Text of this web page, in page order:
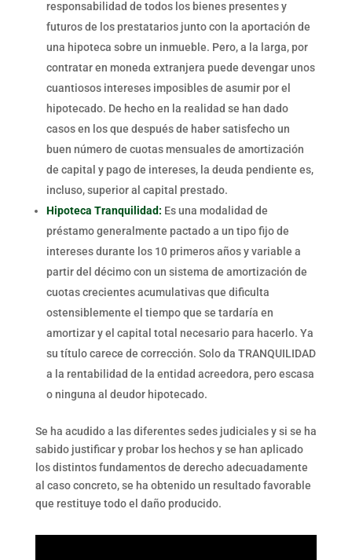
responsabilidad de todos los bienes presentes y
futuros de los prestatarios junto con la aportación de
una hipoteca sobre un inmueble. Pero, a la larga, por
contratar en moneda extranjera puede devengar unos
cuantiosos intereses imposibles de asumir por el
hipotecado. De hecho en la realidad se han dado
casos en los que después de haber satisfecho un
buen número de cuotas mensuales de amortización
de capital y pago de intereses, la deuda pendiente es,
incluso, superior al capital prestado.
Hipoteca Tranquilidad: Es una modalidad de
préstamo generalmente pactado a un tipo fijo de
intereses durante los 10 primeros años y variable a
partir del décimo con un sistema de amortización de
cuotas crecientes acumulativas que dificulta
ostensiblemente el tiempo que se tardaría en
amortizar y el capital total necesario para hacerlo. Ya
su título carece de corrección. Solo da TRANQUILIDAD
a la rentabilidad de la entidad acreedora, pero escasa
o ninguna al deudor hipotecado.
Se ha acudido a las diferentes sedes judiciales y si se ha
sabido justificar y probar los hechos y se han aplicado
los distintos fundamentos de derecho adecuadamente
al caso concreto, se ha obtenido un resultado favorable
que restituye todo el daño producido.